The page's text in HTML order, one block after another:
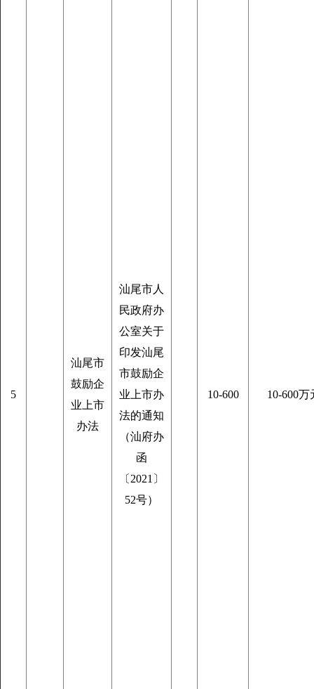
5
汕尾市
鼓励企
业上市
办法
汕尾市人
民政府办
公室关于
印发汕尾
市鼓励企
业上市办
法的通知
（汕府办
函
〔2021〕
52号）
10-600 10-600万